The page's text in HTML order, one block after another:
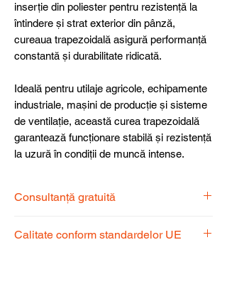
inserție din poliester pentru rezistență la
întindere și strat exterior din pânză,
cureaua trapezoidală asigură performanță
constantă și durabilitate ridicată.
Ideală pentru utilaje agricole, echipamente
industriale, mașini de producție și sisteme
de ventilație, această curea trapezoidală
garantează funcționare stabilă și rezistență
la uzură în condiții de muncă intense.
Consultanță gratuită
dispoziție pentru a alege produsul
Calitate conform standardelor UE